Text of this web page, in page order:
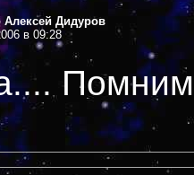
Алексей Дидуров
в 09:28